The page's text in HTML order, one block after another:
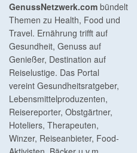
GenussNetzwerk.com bündelt
Themen zu Health, Food und
Travel. Ernährung trifft auf
Gesundheit, Genuss auf
Genießer, Destination auf
Reiselustige. Das Portal
vereint Gesundheitsratgeber,
Lebensmittelproduzenten,
Reisereporter, Obstgärtner,
Hoteliers, Therapeuten,
Winzer, Reiseanbieter, Food-